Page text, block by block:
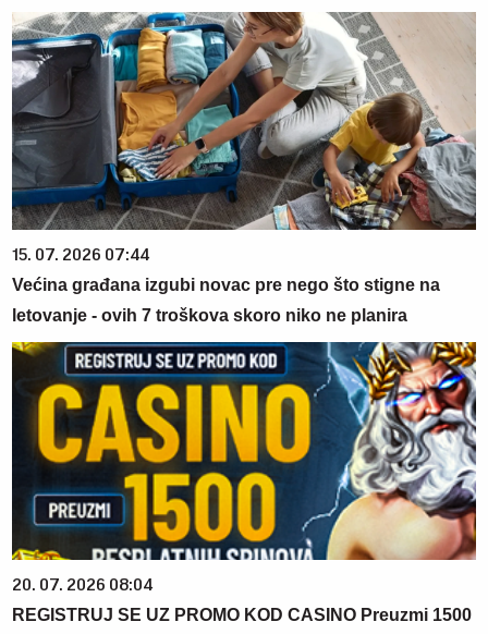
15. 07. 2026 07:44
Većina građana izgubi novac pre nego što stigne na
letovanje - ovih 7 troškova skoro niko ne planira
20. 07. 2026 08:04
REGISTRUJ SE UZ PROMO KOD CASINO Preuzmi 1500